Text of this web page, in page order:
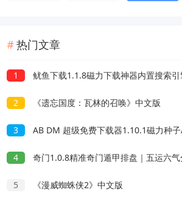
热门文章
1 鱿鱼下载1.1.8磁力下载神器内置搜索
2 《遗忘国度：瓦林的召唤》中文版
3 AB DM 超级免费下载器1.10.1磁力种子/视频不限速下
4 奇门1.0.8精准奇门遁甲排盘｜五运六气分析｜
5 《漫威蜘蛛侠2》中文版